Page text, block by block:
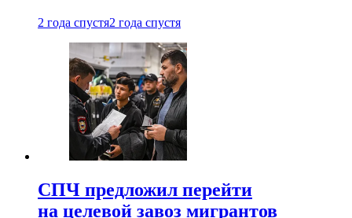
2 года спустя2 года спустя
СПЧ предложил перейти
на целевой завоз мигрантов